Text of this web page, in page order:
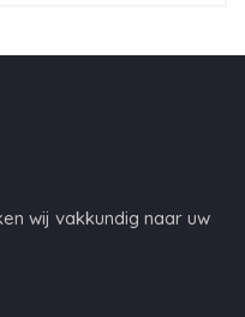
wij vakkundig naar uw